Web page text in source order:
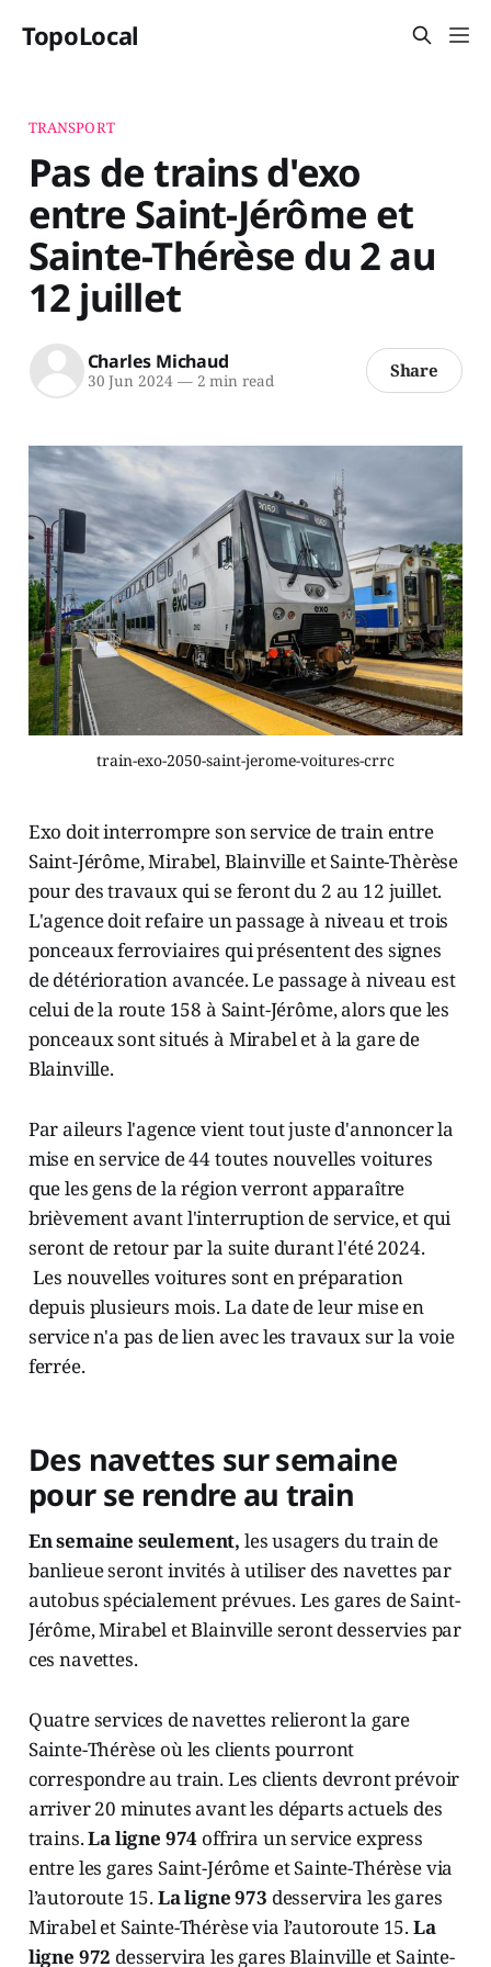
TopoLocal
TRANSPORT
Pas de trains d'exo
entre Saint-Jérôme et
Sainte-Thérèse du 2 au
12 juillet
Charles Michaud
30 Jun 2024 —2 min read Share
train-exo-2050-saint-jerome-voitures-crrc
Exo doit interrompre son service de train entre
Saint-Jérôme, Mirabel, Blainville et Sainte-Thèrèse
pour des travaux qui se feront du 2 au 12 juillet.
L'agence doit refaire un passage à niveau et trois
ponceaux ferroviaires qui présentent des signes
de détérioration avancée. Le passage à niveau est
celui de la route 158 à Saint-Jérôme, alors que les
ponceaux sont situés à Mirabel et à la gare de
Blainville.
Par aileurs l'agence vient tout juste d'annoncer la
mise en service de 44 toutes nouvelles voitures
que les gens de la région verront apparaître
brièvement avant l'interruption de service, et qui
seront de retour par la suite durant l'été 2024.
Les nouvelles voitures sont en préparation
depuis plusieurs mois. La date de leur mise en
service n'a pas de lien avec les travaux sur la voie
ferrée.
Des navettes sur semaine
pour se rendre au train
En semaine seulement, les usagers du train de
banlieue seront invités à utiliser des navettes par
autobus spécialement prévues. Les gares de Saint-
Jérôme, Mirabel et Blainville seront desservies par
ces navettes.
Quatre services de navettes relieront la gare
Sainte-Thérèse où les clients pourront
correspondre au train. Les clients devront prévoir
arriver 20 minutes avant les départs actuels des
trains.La ligne 974 offrira un service express
entre les gares Saint-Jérôme et Sainte-Thérèse via
l’autoroute 15.La ligne 973 desservira les gares
Mirabel et Sainte-Thérèse via l’autoroute 15.La
ligne 972 desservira les gares Blainville et Sainte-